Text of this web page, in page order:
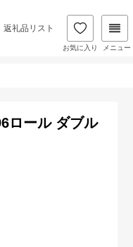
返礼品リスト
お気に入り メニュー
ロール ダブル